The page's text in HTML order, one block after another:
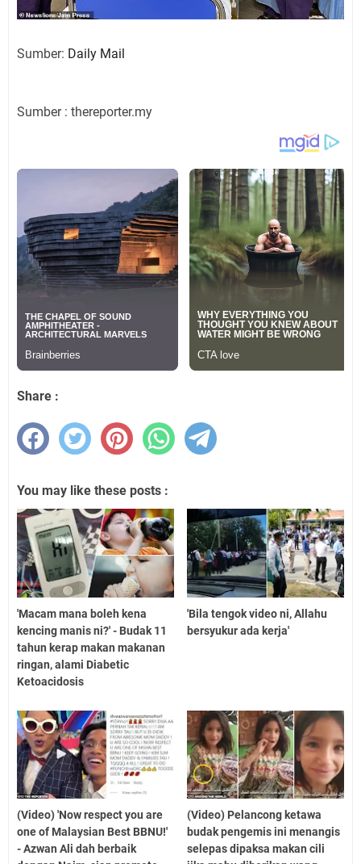
Sumber: Daily Mail
Sumber : thereporter.my
Share :
You may like these posts :
'Macam mana boleh kena
kencing manis ni?' - Budak 11
tahun kerap makan makanan
ringan, alami Diabetic
Ketoacidosis
'Bila tengok video ni, Allahu
bersyukur ada kerja'
(Video) 'Now respect you are
one of Malaysian Best BBNU!'
- Azwan Ali dah berbaik
(Video) Pelancong ketawa
budak pengemis ini menangis
selepas dipaksa makan cili